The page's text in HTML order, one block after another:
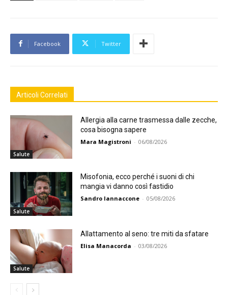
Facebook Twitter
Articoli Correlati
Salute
Allergia alla carne trasmessa dalle zecche,
cosa bisogna sapere
Mara Magistroni - 06/08/2026
Salute
Misofonia, ecco perché i suoni di chi
mangia vi danno così fastidio
Sandro Iannaccone - 05/08/2026
Salute
Allattamento al seno: tre miti da sfatare
Elisa Manacorda - 03/08/2026